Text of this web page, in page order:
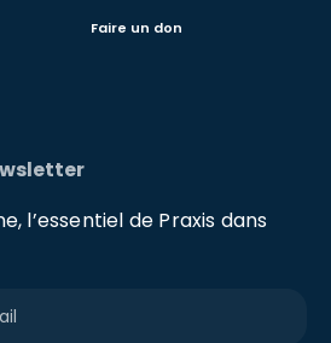
Faire un don
l’essentiel de Praxis dans